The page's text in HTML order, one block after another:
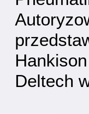
Deltech